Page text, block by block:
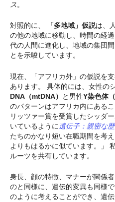
ス。
対照的に、 「多地域」仮説は、
の他の地域に移動し、時間の経
代の人間に進化し、地域の集団
とを示唆しています。
現在、「アフリカ外」の仮説を
あります。 具体的には、女性の
DNA（mtDNA）
と男性Y染色体
のパターンはアフリカ内にある
リッツァー賞を受賞したシッダ
いているように 遺伝子：親密な
たちのかなり短い在職期間を考
よりもはるかに似ています。」
ルーツを共有しています。
身長、顔の特徴、マナーが関係
のと同様に、遺伝的変異も同様
のように考えることができ、遺